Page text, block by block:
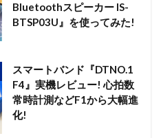
Bluetoothスピーカー IS-
BTSP03U』を使ってみた!
スマートバンド『DTNO.1
F4』実機レビュー! 心拍数
常時計測などF1から大幅進
化!